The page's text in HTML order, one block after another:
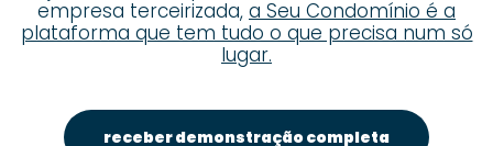
empresa terceirizada, a Seu Condomínio é a
plataforma que tem tudo o que precisa num só
lugar.
receber demonstração completa